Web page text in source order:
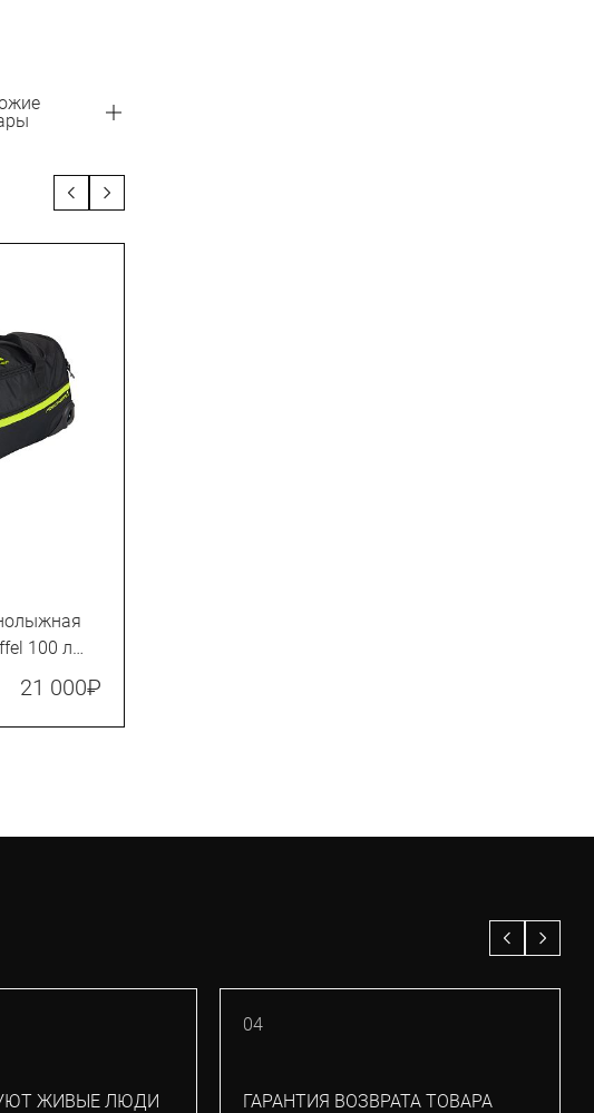
100 л
21 000₽
ЖИВЫЕ ЛЮДИ
04
ГАРАНТИЯ ВОЗВРАТА ТОВАРА